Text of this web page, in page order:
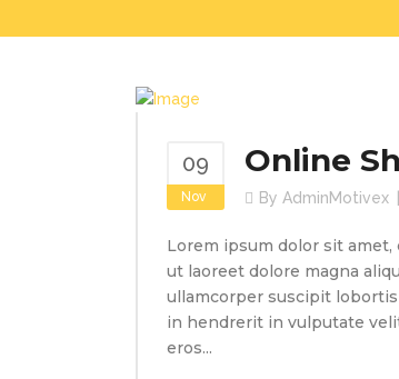
09
Nov
Online
By AdminMotivex
Lorem ipsum dolor sit
ut laoreet dolore magna
ullamcorper suscipit
in hendrerit in vulputate
eros...